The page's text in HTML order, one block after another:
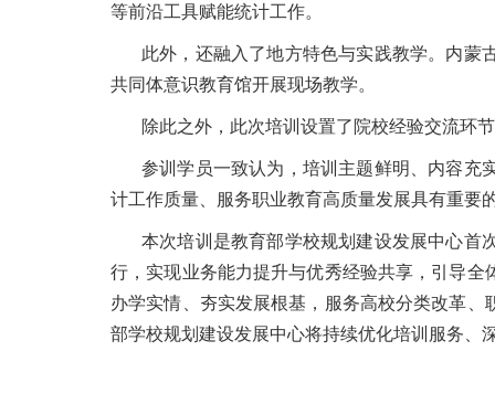
等前沿工具赋能统计工作。
此外，还融入了地方特色与实践教学。内蒙
共同体意识教育馆开展现场教学。
除此之外，此次培训设置了院校经验交流环
参训学员一致认为，培训主题鲜明、内容充
计工作质量、服务职业教育高质量发展具有重要
本次培训是教育部学校规划建设发展中心首
行，实现业务能力提升与优秀经验共享，引导
办学实情、夯实发展根基，服务高校分类改革
部学校规划建设发展中心将持续优化培训服务、